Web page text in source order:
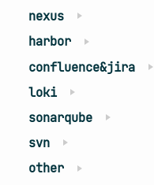
nexus
harbor
confluence&jira
loki
sonarqube
svn
other